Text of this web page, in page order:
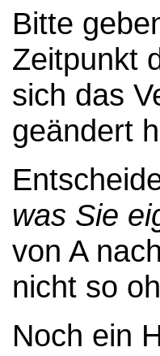
Bitte
Zeitpunkt
sich das
geändert
was Sie
von A
nicht so
Noch ein